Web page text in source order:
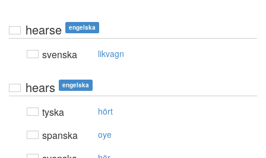
hearse engelska
svenska likvagn
hears engelska
tyska hört
spanska oye